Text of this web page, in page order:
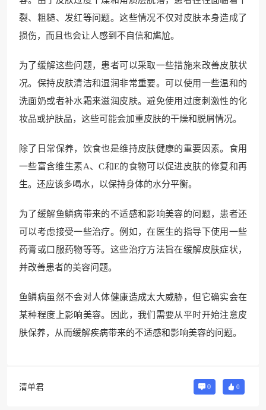
裂、粗糙、发红等问题。这些情况不仅对皮肤本身造成了
损伤，而且也会让人感到不自信和尴尬。
为了缓解这些问题，患者可以采取一些措施来改善皮肤状
况。保持皮肤清洁和湿润非常重要。可以使用一些温和的
洗面奶或者补水霜来滋润皮肤。避免使用过度刺激性的化
妆品或护肤品，这些可能会加重皮肤的干燥和脱屑情况。
除了日常保养，饮食也是维持皮肤健康的重要因素。食用
一些富含维生素A、C和E的食物可以促进皮肤的修复和再
生。还应该多喝水，以保持身体的水分平衡。
为了缓解鱼鳞病带来的不适感和影响美容的问题，患者还
可以考虑接受一些治疗。例如，在医生的指导下使用一些
药膏或口服药物等等。这些治疗方法旨在缓解皮肤症状，
并改善患者的美容问题。
鱼鳞病虽然不会对人体健康造成太大威胁，但它确实会在
某种程度上影响美容。因此，我们需要从平时开始注意皮
肤保养，从而缓解疾病带来的不适感和影响美容的问题。
清单君 0 0